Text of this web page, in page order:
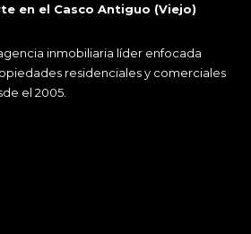
en el Casco Antiguo (Viejo)
inmobiliaria líder enfocada
residenciales y comerciales
el 2005.